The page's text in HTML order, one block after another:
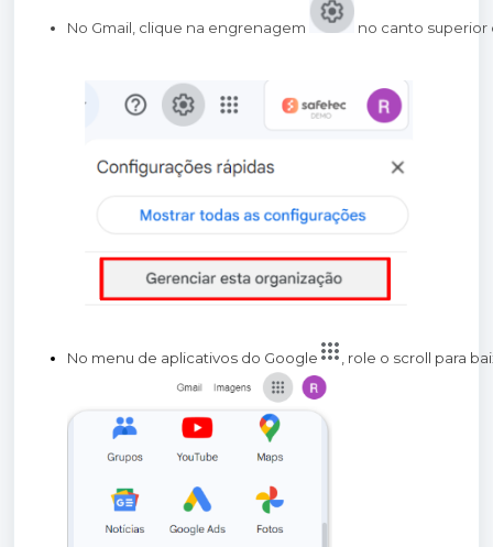
No Gmail, clique na engrenagem no canto superior
No menu de aplicativos do Google , role o scroll para